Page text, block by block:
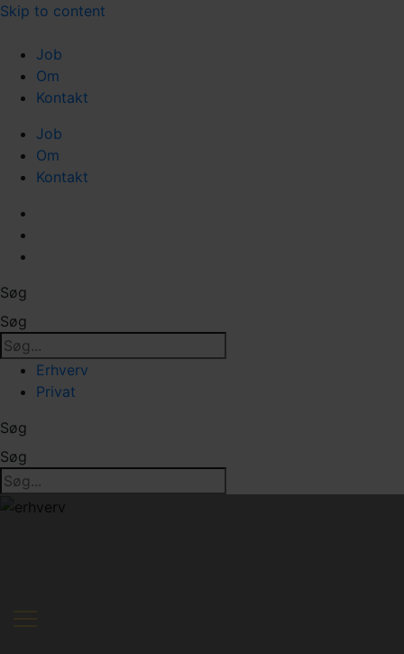
Skip to content
Job
Om
Kontakt
Job
Om
Kontakt
Søg
Søg
Erhverv
Privat
Søg
Søg